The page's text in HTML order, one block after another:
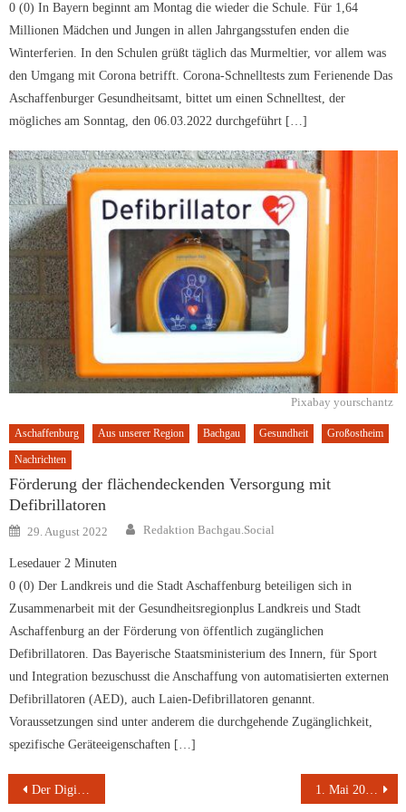
0 (0) In Bayern beginnt am Montag die wieder die Schule. Für 1,64
Millionen Mädchen und Jungen in allen Jahrgangsstufen enden die
Winterferien. In den Schulen grüßt täglich das Murmeltier, vor allem was
den Umgang mit Corona betrifft. Corona-Schnelltests zum Ferienende Das
Aschaffenburger Gesundheitsamt, bittet um einen Schnelltest, der
mögliches am Sonntag, den 06.03.2022 durchgeführt […]
Pixabay yourschantz
Aschaffenburg Aus unserer Region Bachgau Gesundheit Großostheim
Nachrichten
Förderung der flächendeckenden Versorgung mit
Defibrillatoren
Posted
on
29. August 2022 Author
Redaktion Bachgau.Social
Lesedauer 2 Minuten
0 (0) Der Landkreis und die Stadt Aschaffenburg beteiligen sich in
Zusammenarbeit mit der Gesundheitsregionplus Landkreis und Stadt
Aschaffenburg an der Förderung von öffentlich zugänglichen
Defibrillatoren. Das Bayerische Staatsministerium des Innern, für Sport
und Integration bezuschusst die Anschaffung von automatisierten externen
Defibrillatoren (AED), auch Laien-Defibrillatoren genannt.
Voraussetzungen sind unter anderem die durchgehende Zugänglichkeit,
spezifische Geräteeigenschaften […]
Beitragsnavigation
Der Digitalladen der Stadt Aschaffenburg 1. Mai 2022 Tag der Arbeit, Beflaggung in Unterfranken